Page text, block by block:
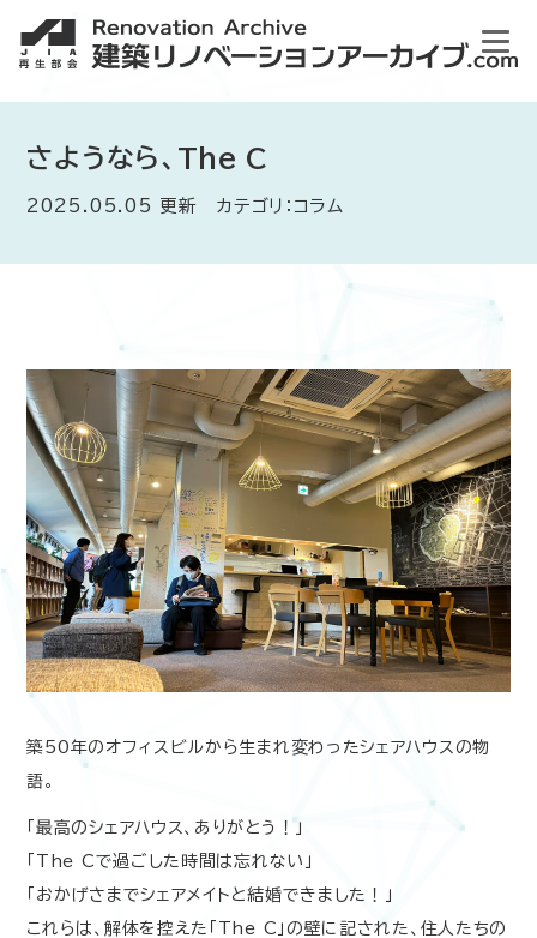
さようなら、The C
2025.05.05 更新 カテゴリ：コラム
築50年のオフィスビルから生まれ変わったシェアハウスの物
語。
「最高のシェアハウス、ありがとう！」
The Cで過ごした時間は忘れない」
「おかげさまでシェアメイトと結婚できました！」
これらは、解体を控えた「 The C 」の壁に記された、住人たちの